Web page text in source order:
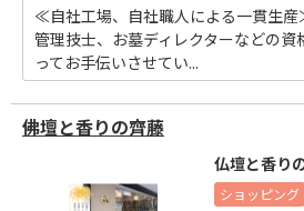
≪自社工場、自社職人による一貫生
管理技士、お墓ディレクターなどの資
ってお手伝いさせてい...
佛壇と香りの齊藤
仏壇と香り
ショッピング